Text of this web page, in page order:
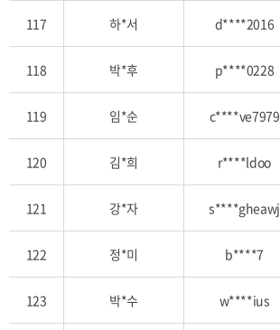
117 하*서 d****2016
118 박*후 p****0228
119 임*순 c****ve7979
120 김*희 r****ldoo
121 강*자 s****gheawj
122 정*미 b****7
123 박*수 w****ius